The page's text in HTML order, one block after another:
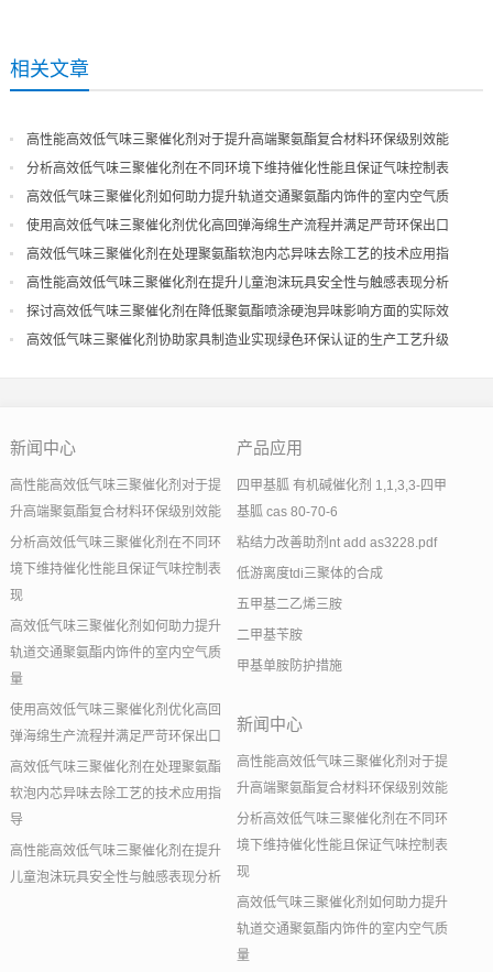
相关文章
高性能高效低气味三聚催化剂对于提升高端聚氨酯复合材料环保级别效能
分析高效低气味三聚催化剂在不同环境下维持催化性能且保证气味控制表
现
高效低气味三聚催化剂如何助力提升轨道交通聚氨酯内饰件的室内空气质
量
使用高效低气味三聚催化剂优化高回弹海绵生产流程并满足严苛环保出口
高效低气味三聚催化剂在处理聚氨酯软泡内芯异味去除工艺的技术应用指
导
高性能高效低气味三聚催化剂在提升儿童泡沫玩具安全性与触感表现分析
探讨高效低气味三聚催化剂在降低聚氨酯喷涂硬泡异味影响方面的实际效
果
高效低气味三聚催化剂协助家具制造业实现绿色环保认证的生产工艺升级
新闻中心
高性能高效低气味三聚催化剂对于提
升高端聚氨酯复合材料环保级别效能
分析高效低气味三聚催化剂在不同环
境下维持催化性能且保证气味控制表
现
高效低气味三聚催化剂如何助力提升
轨道交通聚氨酯内饰件的室内空气质
量
使用高效低气味三聚催化剂优化高回
弹海绵生产流程并满足严苛环保出口
高效低气味三聚催化剂在处理聚氨酯
软泡内芯异味去除工艺的技术应用指
导
高性能高效低气味三聚催化剂在提升
儿童泡沫玩具安全性与触感表现分析
产品应用
四甲基胍 有机碱催化剂 1,1,3,3-四甲
基胍 cas 80-70-6
粘结力改善助剂nt add as3228.pdf
低游离度tdi三聚体的合成
五甲基二乙烯三胺
二甲基苄胺
甲基单胺防护措施
新闻中心
高性能高效低气味三聚催化剂对于提
升高端聚氨酯复合材料环保级别效能
分析高效低气味三聚催化剂在不同环
境下维持催化性能且保证气味控制表
现
高效低气味三聚催化剂如何助力提升
轨道交通聚氨酯内饰件的室内空气质
量